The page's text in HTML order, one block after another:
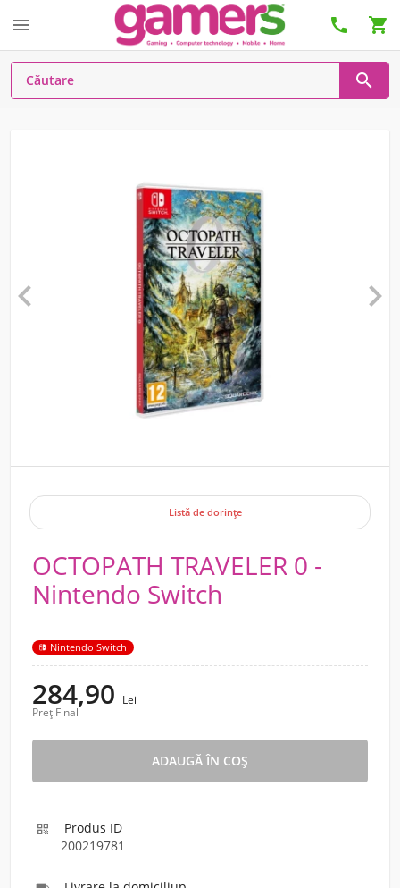
  

 
Listă de dorințe
OCTOPATH TRAVELER 0 -
Nintendo Switch
Nintendo Switch
284,90 Lei
Preț Final

Produs ID
200219781